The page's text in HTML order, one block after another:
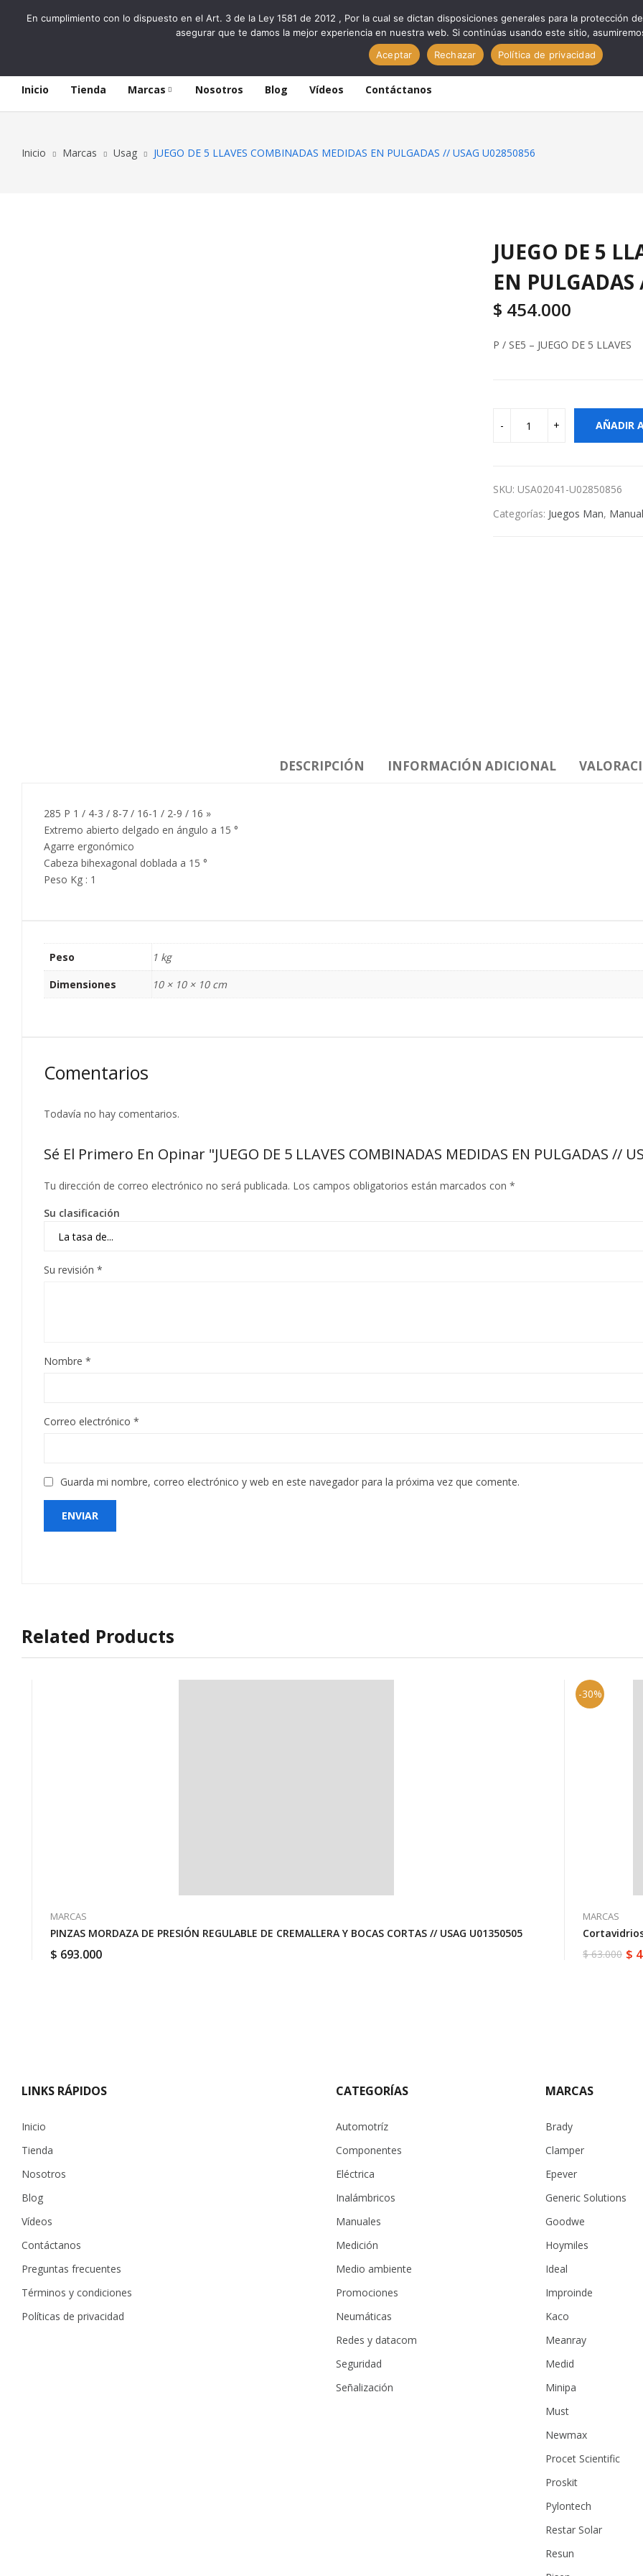
Inicio Tienda Marcas Nosotros Blog Vídeos Contáctanos
Inicio Marcas Usag JUEGO DE 5 LLAVES COMBINADAS MEDIDAS EN PULGADAS // USAG U02850856
JUEGO DE 5
EN
$ 454.000
P / SE5 – JUEGO DE 5 LLAVES
AÑADIR
SKU: USA02041-U02850856
Categorías: Juegos Man,
DESCRIPCIÓN INFORMACIÓN ADICIONAL
285 P 1 / 4-3 / 8-7 / 16-1 / 2-9 / 16 »
Extremo abierto delgado en ángulo a 15 °
Agarre ergonómico
Cabeza bihexagonal doblada a 15 °
Peso Kg : 1
Peso
1 kg
Dimensiones
10 × 10 × 10 cm
Comentarios
Todavía no hay comentarios.
Sé El Primero En Opinar "JUEGO DE 5 LLAVES COMBINADAS MEDIDAS EN PULGADAS //
Tu dirección de correo electrónico no será publicada. Los campos obligatorios están marcados con *
Su clasificación
Su revisión *
Nombre *
Correo electrónico *
Guarda mi nombre, correo electrónico y web en este navegador para la próxima vez que comente.
Related Products
MARCAS
PINZAS MORDAZA DE PRESIÓN REGULABLE DE CREMALLERA Y BOCAS CORTAS // USAG U01350505
$ 693.000
-30%
MARCAS
$63.000
El $
El
LINKS RÁPIDOS
Inicio
Tienda
Nosotros
Blog
Vídeos
Contáctanos
Preguntas frecuentes
Términos y condiciones
Políticas de privacidad
CATEGORÍAS
Automotríz
Componentes
Eléctrica
Inalámbricos
Manuales
Medición
Medio ambiente
Promociones
Neumáticas
Redes y datacom
Seguridad
Señalización
MARCAS
Brady
Clamper
Epever
Generic Solutions
Goodwe
Hoymiles
Ideal
Improinde
Kaco
Meanray
Medid
Minipa
Must
Newmax
Procet Scientific
Proskit
Pylontech
Restar Solar
Resun
En cumplimiento con lo dispuesto en el Art. 3 de la Ley 1581 de 2012 , Por la cual se dictan disposiciones generales para la protección
asegurar que te damos la mejor experiencia en nuestra web. Si continúas usando este sitio,
Aceptar
Rechazar Política de privacidad